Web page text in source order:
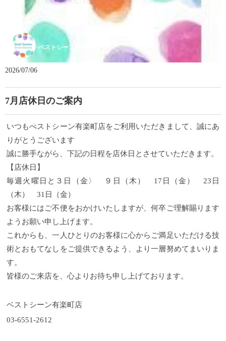
ベストシーン有楽町店
2026/07/06
7月店休日のご案内
いつもべストシーン有楽町店をご利用いただきまして、誠にあ
りがとうございます
誠に勝手ながら、下記の日程を店休日とさせていただきます。
【店休日】
毎週火曜日と３日（金〉 ９日（木） 17日（金） 23日
（木） 31日（金）
お客様にはご不便をおかけいたしますが、何卒ご理解賜ります
ようお願い申し上げます。
これからも、一人ひとりのお客様に心からご満足いただける技
術とおもてなしをご提供できるよう、より一層努めてまいりま
す。
皆様のご来店を、心よりお待ち申し上げております。
ベストシーン有楽町店
03-6551-2612